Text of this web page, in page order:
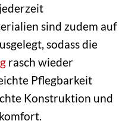
sind zudem auf
sodass die
rasch wieder
Pflegbarkeit
Konstruktion und